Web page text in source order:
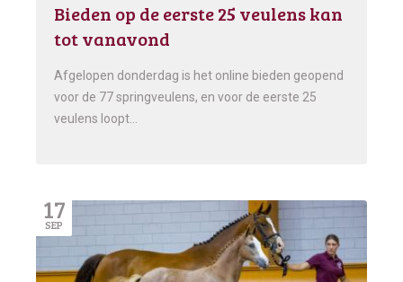
Bieden op de eerste 25 veulens kan
tot vanavond
Afgelopen donderdag is het online bieden geopend
voor de 77 springveulens, en voor de eerste 25
veulens loopt…
17
SEP